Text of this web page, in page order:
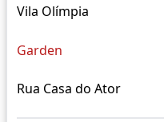
Vila Olímpia
Garden
Rua Casa do Ator